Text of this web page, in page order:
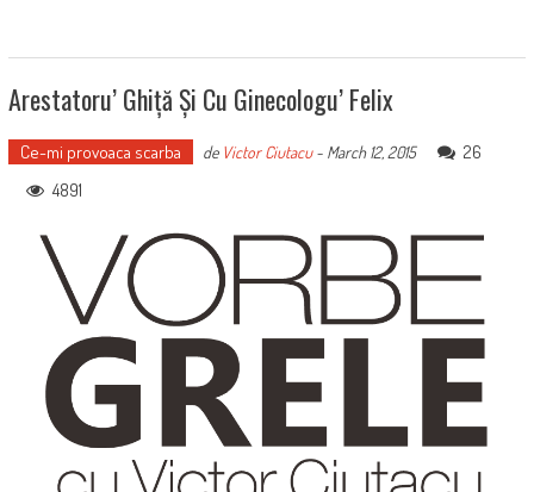
Arestatoru’ Ghiță Și Cu Ginecologu’ Felix
Ce-mi provoaca scarba de Victor Ciutacu- March 12, 2015
26
4891